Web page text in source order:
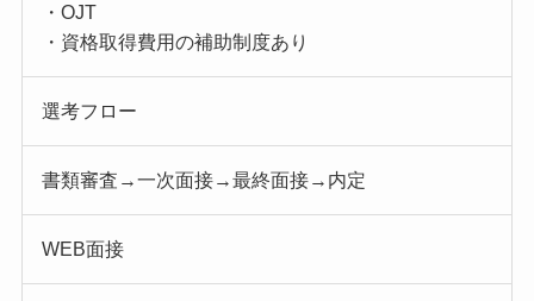
・OJT
・資格取得費用の補助制度あり
選考フロー
書類審査→一次面接→最終面接→内定
WEB面接